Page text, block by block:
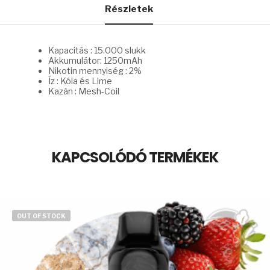
Részletek
Kapacitás : 15.000 slukk
Akkumulátor: 1250mAh
Nikotin mennyiség : 2%
Íz : Kóla és Lime
Kazán : Mesh-Coil
KAPCSOLÓDÓ TERMÉKEK
OUT OF STOCK